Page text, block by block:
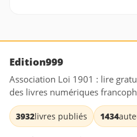
Edition999
Association Loi 1901 : lire
des livres numériques
3932livres publiés 1434